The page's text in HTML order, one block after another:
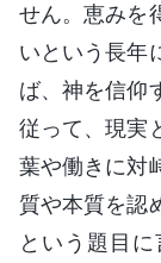
せん。恵みを
いという長年
ば、神を信仰
従って、現実
葉や働きに対
質や本質を認
という題目